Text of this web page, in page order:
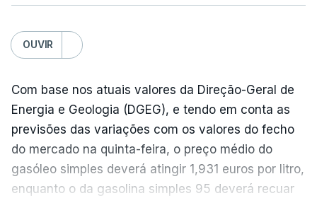
Os preços do açúcar dispararam no mês passado
devido às preocupações com os efeitos das ondas
fenómeno El Niño na produção asiática, observou a
FAO. No entanto, o índice mantém-se 8% abaixo do
registado no ano passado.
A onda de calor que atingiu a Europa em
OUVIR
Com base nos atuais valores da Direção-Geral de
Energia e Geologia (DGEG), e tendo em conta as
previsões das variações com os valores do fecho
do mercado na quinta-feira, o preço médio do
gasóleo simples deverá atingir 1,931 euros por litro,
enquanto o da gasolina simples 95 deverá recuar